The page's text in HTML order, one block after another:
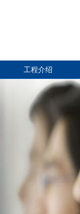
工程介绍